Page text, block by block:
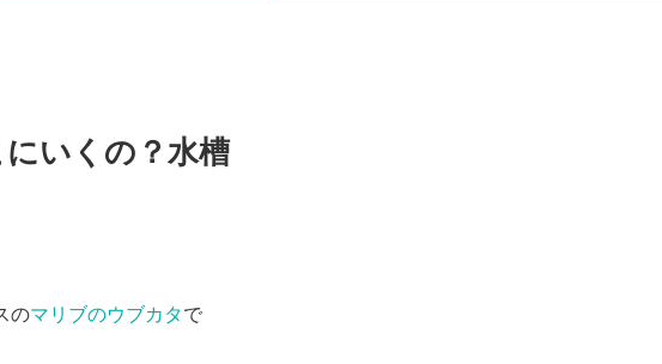
にいくの？水槽
のマリブのウブカタで